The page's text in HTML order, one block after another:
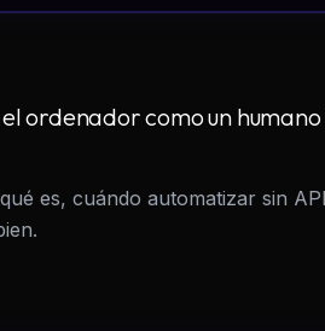
ordenador como un humano
es, cuándo automatizar sin